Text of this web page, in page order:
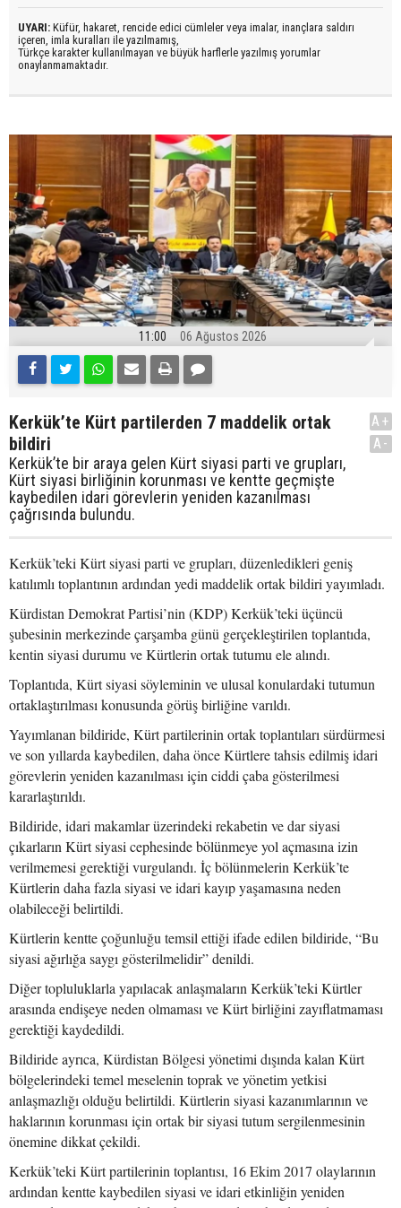
UYARI: Küfür, hakaret, rencide edici cümleler veya imalar, inançlara saldırı
içeren, imla kuralları ile yazılmamış,
Türkçe karakter kullanılmayan ve büyük harflerle yazılmış yorumlar
onaylanmamaktadır.
11:00 06 Ağustos 2026
Kerkük’te Kürt partilerden 7 maddelik ortak
bildiri
Kerkük’te bir araya gelen Kürt siyasi parti ve grupları,
Kürt siyasi birliğinin korunması ve kentte geçmişte
kaybedilen idari görevlerin yeniden kazanılması
çağrısında bulundu.
A+
A-
Kerkük’teki Kürt siyasi parti ve grupları, düzenledikleri geniş
katılımlı toplantının ardından yedi maddelik ortak bildiri yayımladı.
Kürdistan Demokrat Partisi’nin (KDP) Kerkük’teki üçüncü
şubesinin merkezinde çarşamba günü gerçekleştirilen toplantıda,
kentin siyasi durumu ve Kürtlerin ortak tutumu ele alındı.
Toplantıda, Kürt siyasi söyleminin ve ulusal konulardaki tutumun
ortaklaştırılması konusunda görüş birliğine varıldı.
Yayımlanan bildiride, Kürt partilerinin ortak toplantıları sürdürmesi
ve son yıllarda kaybedilen, daha önce Kürtlere tahsis edilmiş idari
görevlerin yeniden kazanılması için ciddi çaba gösterilmesi
kararlaştırıldı.
Bildiride, idari makamlar üzerindeki rekabetin ve dar siyasi
çıkarların Kürt siyasi cephesinde bölünmeye yol açmasına izin
verilmemesi gerektiği vurgulandı. İç bölünmelerin Kerkük’te
Kürtlerin daha fazla siyasi ve idari kayıp yaşamasına neden
olabileceği belirtildi.
Kürtlerin kentte çoğunluğu temsil ettiği ifade edilen bildiride, “Bu
siyasi ağırlığa saygı gösterilmelidir” denildi.
Diğer topluluklarla yapılacak anlaşmaların Kerkük’teki Kürtler
arasında endişeye neden olmaması ve Kürt birliğini zayıflatmaması
gerektiği kaydedildi.
Bildiride ayrıca, Kürdistan Bölgesi yönetimi dışında kalan Kürt
bölgelerindeki temel meselenin toprak ve yönetim yetkisi
anlaşmazlığı olduğu belirtildi. Kürtlerin siyasi kazanımlarının ve
haklarının korunması için ortak bir siyasi tutum sergilenmesinin
önemine dikkat çekildi.
Kerkük’teki Kürt partilerinin toplantısı, 16 Ekim 2017 olaylarının
ardından kentte kaybedilen siyasi ve idari etkinliğin yeniden